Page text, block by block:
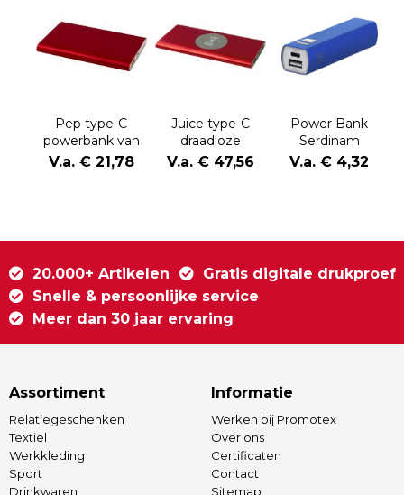
Pep type-C
powerbank van
4000 mAh van
gerecycled
V.a. € 21,78
Juice type-C
draadloze
powerbank van
8000 mAh van
V.a. € 47,56
Power Bank
Serdinam
V.a. € 4,32
20.000+ Artikelen
Gratis digitale drukproef
Snelle & persoonlijke service
Meer dan 30 jaar ervaring
Assortiment
Relatiegeschenken
Textiel
Werkkleding
Sport
Drinkwaren
Informatie
Werken bij Promotex
Over ons
Certificaten
Contact
Sitemap